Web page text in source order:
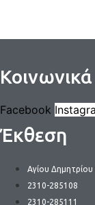
Facebook
Έκθεση
Αγίου
2310-285108
2310-285111